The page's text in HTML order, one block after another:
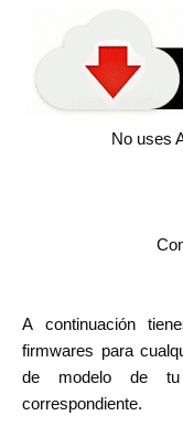
No uses
A continuación
firmwares para
de modelo de tu
correspondiente.